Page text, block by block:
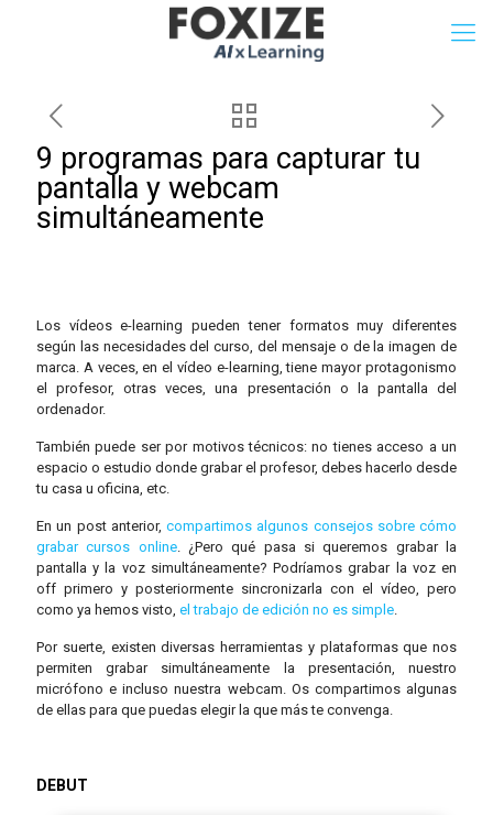
9 programas para capturar tu
pantalla y webcam
simultáneamente
Los vídeos e-learning pueden tener formatos muy diferentes
según las necesidades del curso, del mensaje o de la imagen de
marca. A veces, en el vídeo e-learning, tiene mayor protagonismo
el profesor, otras veces, una presentación o la pantalla del
ordenador.
También puede ser por motivos técnicos: no tienes acceso a un
espacio o estudio donde grabar el profesor, debes hacerlo desde
tu casa u oficina, etc.
En un post anterior, compartimos algunos consejos sobre cómo
grabar cursos online. ¿Pero qué pasa si queremos grabar la
pantalla y la voz simultáneamente? Podríamos grabar la voz en
off primero y posteriormente sincronizarla con el vídeo, pero
como ya hemos visto, el trabajo de edición no es simple.
Por suerte, existen diversas herramientas y plataformas que nos
permiten grabar simultáneamente la presentación, nuestro
micrófono e incluso nuestra webcam. Os compartimos algunas
de ellas para que puedas elegir la que más te convenga.
DEBUT